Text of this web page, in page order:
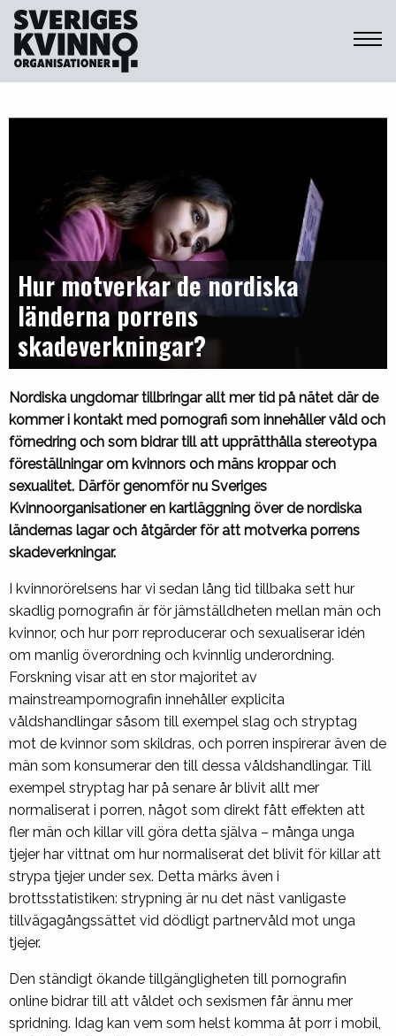
Sveriges Kvinnoorganisationer
Hur motverkar de nordiska
länderna porrens
skadeverkningar?
Nordiska ungdomar tillbringar allt mer tid på nätet där de
kommer i kontakt med pornografi som innehåller våld och
förnedring och som bidrar till att upprätthålla stereotypa
föreställningar om kvinnors och mäns kroppar och
sexualitet. Därför genomför nu Sveriges
Kvinnoorganisationer en kartläggning över de nordiska
ländernas lagar och åtgärder för att motverka porrens
skadeverkningar.
I kvinnorörelsens har vi sedan lång tid tillbaka sett hur
skadlig pornografin är för jämställdheten mellan män och
kvinnor, och hur porr reproducerar och sexualiserar idén
om manlig överordning och kvinnlig underordning.
Forskning visar att en stor majoritet av
mainstreampornografin innehåller explicita
våldshandlingar såsom till exempel slag och stryptag
mot de kvinnor som skildras, och porren inspirerar även de
män som konsumerar den till dessa våldshandlingar. Till
exempel stryptag har på senare år blivit allt mer
normaliserat i porren, något som direkt fått effekten att
fler män och killar vill göra detta själva – många unga
tjejer har vittnat om hur normaliserat det blivit för killar att
strypa tjejer under sex. Detta märks även i
brottsstatistiken: strypning är nu det näst vanligaste
tillvägagångssättet vid dödligt partnervåld mot unga
tjejer.
Den ständigt ökande tillgängligheten till pornografin
online bidrar till att våldet och sexismen får ännu mer
spridning. Idag kan vem som helst komma åt porr i mobil,